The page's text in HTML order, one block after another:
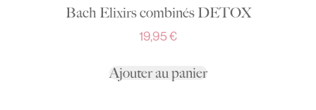
Bach Elixirs combinés DETOX
19,95€
Ajouter au panier